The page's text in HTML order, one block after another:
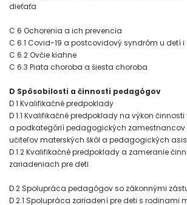
dieťaťa
C 6 Ochorenia a ich prevencia
C 6.1 Covid-19 a postcovidový syndróm u detí
C 6.2 Ovčie kiahne
C 6.3 Piata choroba a šiesta choroba
D Spôsobilosti a činnosti pedagógov
D 1 Kvalifikačné predpoklady
D 1.1 Kvalifikačné predpoklady na výkon
a podkategórií pedagogických
učiteľov materských škôl a pedagogických
D 1.2 Kvalifikačné predpoklady a zameranie
zariadeniach pre deti
D 2 Spolupráca pedagógov so zákonnými
D 2.1 Spolupráca zariadení pre deti s rodinami